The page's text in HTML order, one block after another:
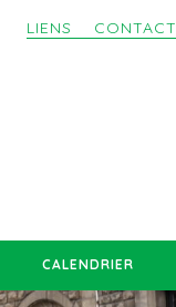
LIENS CONTACT
CALENDRIER